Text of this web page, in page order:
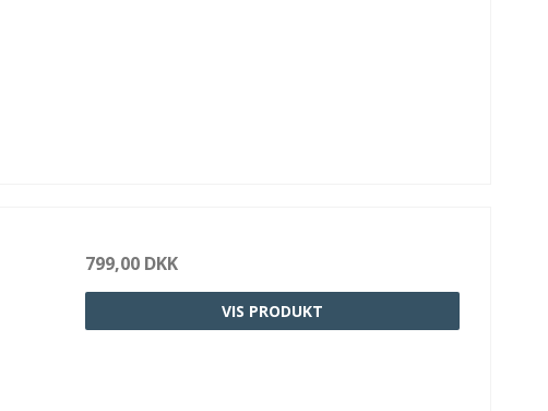
799,00 DKK
VIS PRODUKT